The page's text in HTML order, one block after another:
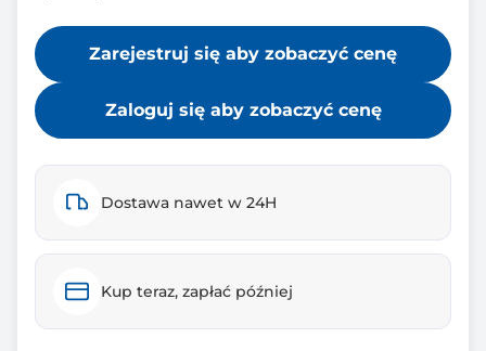
Zarejestruj się aby zobaczyć cenę
Zaloguj się aby zobaczyć cenę
Dostawa nawet w 24H
Kup teraz, zapłać później